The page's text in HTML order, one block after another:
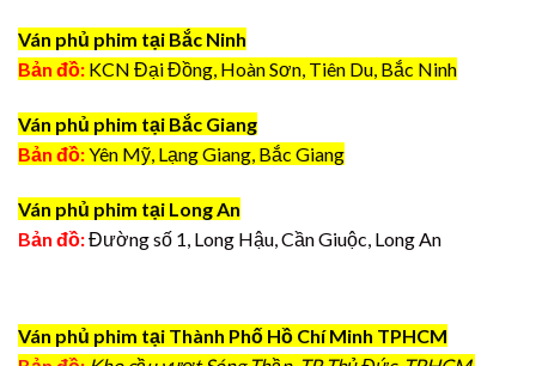
Ván phủ phim tại Bắc Ninh
Bản đồ: KCN Đại Đồng, Hoàn Sơn, Tiên Du, Bắc Ninh
Ván phủ phim tại Bắc Giang
Bản đồ:Yên Mỹ, Lạng Giang, Bắc Giang
Ván phủ phim tại Long An
Bản đồ:Đường số 1, Long Hậu, Cần Giuộc, Long An
Ván phủ phim tại Thành Phố Hồ Chí Minh TPHCM